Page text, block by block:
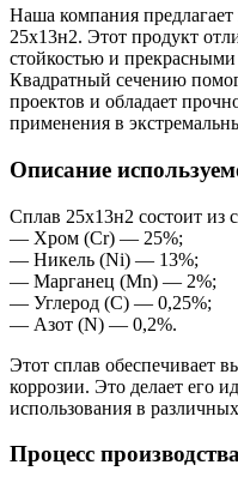
Наша компания
25х13н2. Этот продукт
стойкостью и
Квадратный сечению
проектов и обладает
применения в
Описание
Сплав 25х13н2 состоит из
— Хром (Cr) — 25%;
— Никель (Ni) — 13%;
— Марганец (Mn) — 2%;
— Углерод (C) — 0,25%;
— Азот (N) — 0,2%.
Этот сплав обеспечивает
коррозии. Это делает его
использования в
Процесс